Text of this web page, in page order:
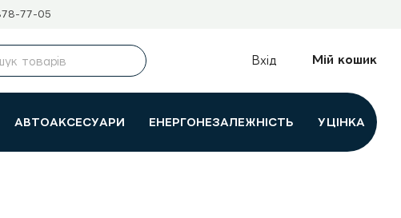
77-05
Вхід Мій кошик
АВТОАКСЕСУАРИ ЕНЕРГОНЕЗАЛЕЖНІСТЬ УЦІНКА